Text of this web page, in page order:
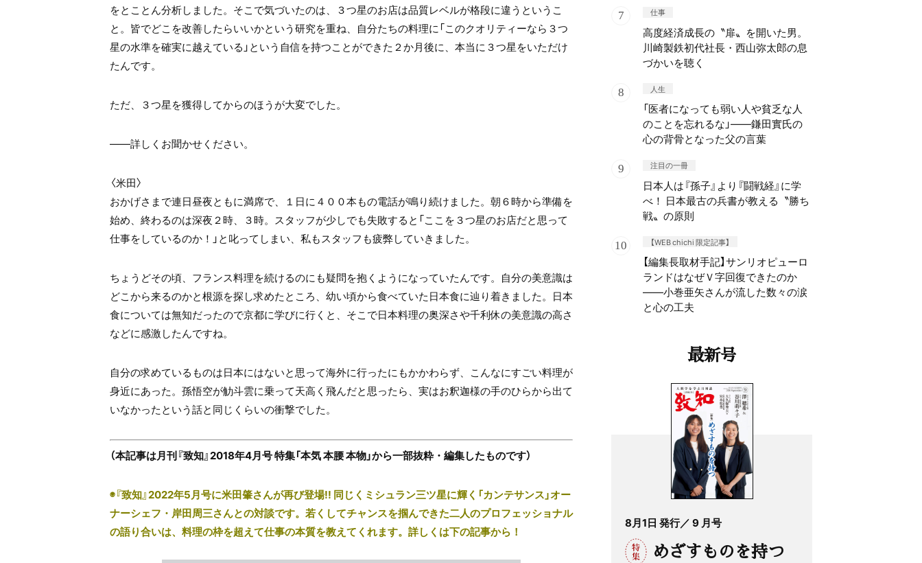
をとことん分析しました。そこで気づいたのは、３つ星のお店は品質レベルが格段に違うというこ
と。皆でどこを改善したらいいかという研究を重ね、自分たちの料理に「このクオリティーなら３つ
星の水準を確実に越えている」という自信を持つことができた２か月後に、本当に３つ星をいただけ
たんです。
ただ、３つ星を獲得してからのほうが大変でした。
――詳しくお聞かせください。
〈米田〉
おかげさまで連日昼夜ともに満席で、１日に４００本もの電話が鳴り続けました。朝６時から準備を
始め、終わるのは深夜２時、３時。スタッフが少しでも失敗すると「ここを３つ星のお店だと思って
仕事をしているのか！」と叱ってしまい、私もスタッフも疲弊していきました。
ちょうどその頃、フランス料理を続けるのにも疑問を抱くようになっていたんです。自分の美意識は
どこから来るのかと根源を探し求めたところ、幼い頃から食べていた日本食に辿り着きました。日本
食については無知だったので京都に学びに行くと、そこで日本料理の奥深さや千利休の美意識の高さ
などに感激したんですね。
自分の求めているものは日本にはないと思って海外に行ったにもかかわらず、こんなにすごい料理が
身近にあった。孫悟空が觔斗雲に乗って天高く飛んだと思ったら、実はお釈迦様の手のひらから出て
いなかったという話と同じくらいの衝撃でした。
（本記事は月刊『致知』2018年4月号 特集「本気 本腰 本物」から一部抜粋・編集したものです）
◉『致知』2022年5月号に米田肇さんが再び登場!! 同じくミシュラン三ツ星に輝く「カンテサンス」オー
ナーシェフ・岸田周三さんとの対談です。若くしてチャンスを掴んできた二人のプロフェッショナル
の語り合いは、料理の枠を超えて仕事の本質を教えてくれます。詳しくは下の記事から！
仕事
高度経済成長の〝扉〟を開いた男。
川崎製鉄初代社長・西山弥太郎の息
づかいを聴く
人生
「医者になっても弱い人や貧乏な人
のことを忘れるな」——鎌田實氏の
心の背骨となった父の言葉
注目の一冊
日本人は『孫子』より『闘戦経』に学
べ！ 日本最古の兵書が教える〝勝ち
戦〟の原則
【WEB chichi 限定記事】
【編集長取材手記】サンリオピューロ
ランドはなぜＶ字回復できたのか
——小巻亜矢さんが流した数々の涙
と心の工夫
最新号
8月1日 発行／ 9 月号
めざすものを持つ